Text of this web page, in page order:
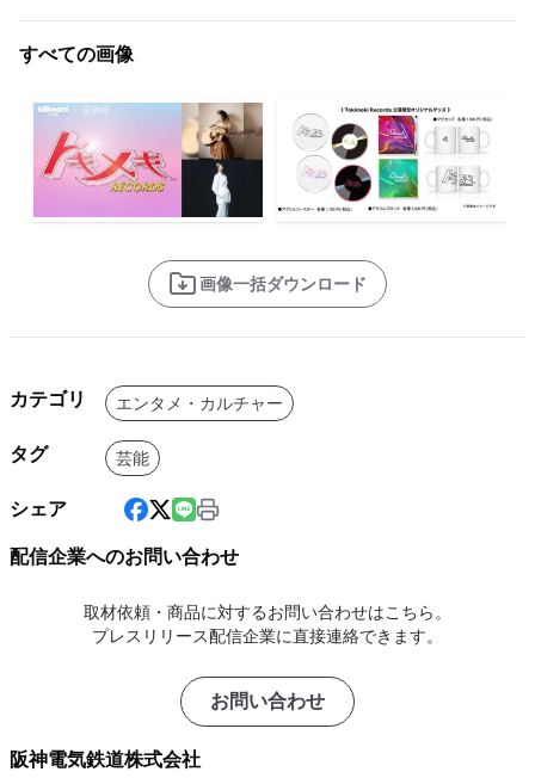
すべての画像
画像一括ダウンロード
カテゴリ エンタメ・カルチャー
タグ 芸能
シェア
配信企業へのお問い合わせ
取材依頼・商品に対するお問い合わせはこちら。
プレスリリース配信企業に直接連絡できます。
お問い合わせ
阪神電気鉄道株式会社